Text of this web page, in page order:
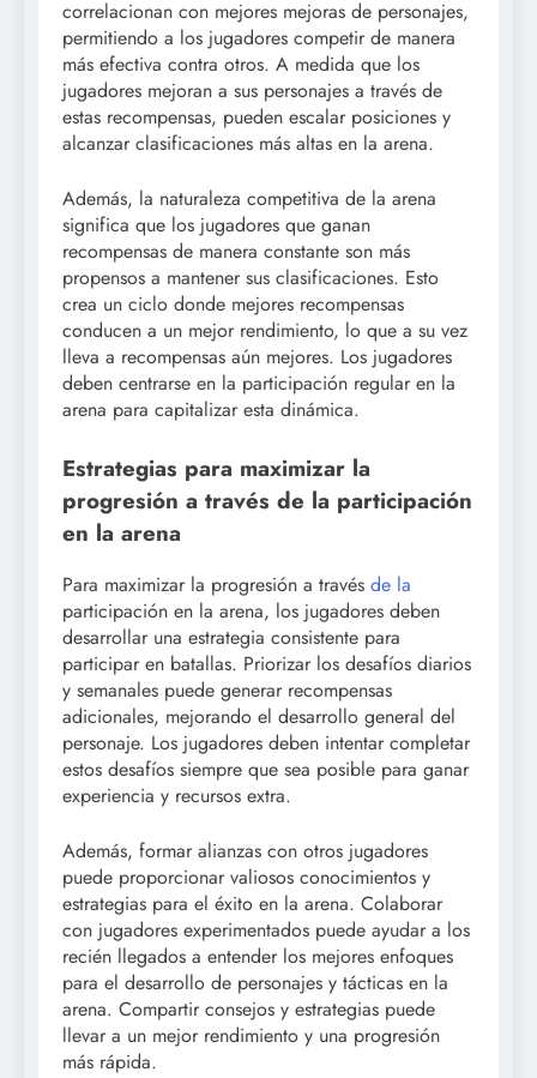
correlacionan con mejores mejoras de personajes,
permitiendo a los jugadores competir de manera
más efectiva contra otros. A medida que los
jugadores mejoran a sus personajes a través de
estas recompensas, pueden escalar posiciones y
alcanzar clasificaciones más altas en la arena.
Además, la naturaleza competitiva de la arena
significa que los jugadores que ganan
recompensas de manera constante son más
propensos a mantener sus clasificaciones. Esto
crea un ciclo donde mejores recompensas
conducen a un mejor rendimiento, lo que a su vez
lleva a recompensas aún mejores. Los jugadores
deben centrarse en la participación regular en la
arena para capitalizar esta dinámica.
Estrategias para maximizar la
progresión a través de la participación
en la arena
Para maximizar la progresión a través de la
participación en la arena, los jugadores deben
desarrollar una estrategia consistente para
participar en batallas. Priorizar los desafíos diarios
y semanales puede generar recompensas
adicionales, mejorando el desarrollo general del
personaje. Los jugadores deben intentar completar
estos desafíos siempre que sea posible para ganar
experiencia y recursos extra.
Además, formar alianzas con otros jugadores
puede proporcionar valiosos conocimientos y
estrategias para el éxito en la arena. Colaborar
con jugadores experimentados puede ayudar a los
recién llegados a entender los mejores enfoques
para el desarrollo de personajes y tácticas en la
arena. Compartir consejos y estrategias puede
llevar a un mejor rendimiento y una progresión
más rápida.